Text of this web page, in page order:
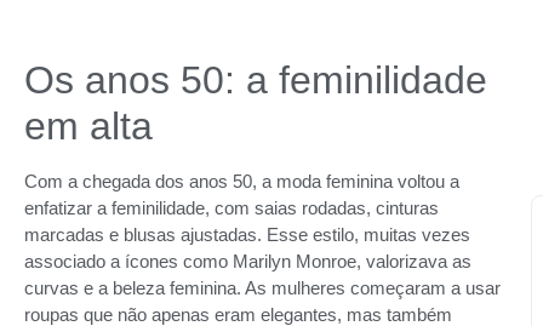
Os anos 50: a feminilidade
em alta
Com a chegada dos anos 50, a moda feminina voltou a
enfatizar a feminilidade, com saias rodadas, cinturas
marcadas e blusas ajustadas. Esse estilo, muitas vezes
associado a ícones como Marilyn Monroe, valorizava as
curvas e a beleza feminina. As mulheres começaram a usar
roupas que não apenas eram elegantes, mas também